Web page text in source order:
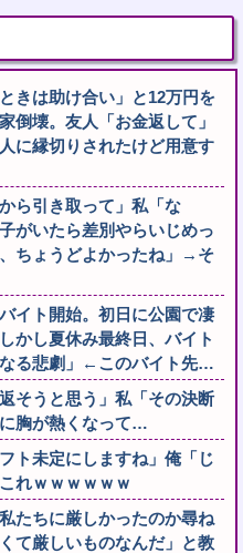
きは助け合い」と12万円を
倒壊。友人「お金返して」
に縁切りされたけど用意す
ら引き取って」私「な
がいたら差別やらいじめっ
ちょうどよかったね」→そ
イト開始。初日に公園で凄
かし夏休み最終日、バイト
る悲劇」←このバイト先…
そうと思う」私「その決断
胸が熱くなって…
ト未定にしますね」俺「じ
れｗｗｗｗｗｗ
たちに厳しかったのか尋ね
て厳しいものなんだ」と教